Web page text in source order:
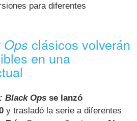
para diferentes
Ops clásicos volverán
en una
Black Ops se lanzó
y trasladó la serie a diferentes